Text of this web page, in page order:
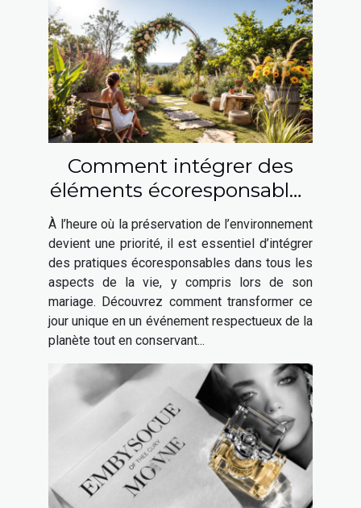
Comment intégrer des
éléments écoresponsables
à votre mariage ?
À l’heure où la préservation de l’environnement
devient une priorité, il est essentiel d’intégrer
des pratiques écoresponsables dans tous les
aspects de la vie, y compris lors de son
mariage. Découvrez comment transformer ce
jour unique en un événement respectueux de la
planète tout en conservant...